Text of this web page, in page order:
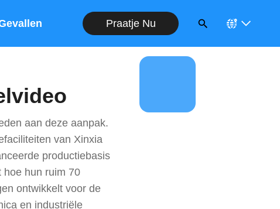
Praatje Nu
aan deze aanpak.
van Xinxia
productiebasis
hoe hun ruim 70
ontwikkelt voor de
en industriële